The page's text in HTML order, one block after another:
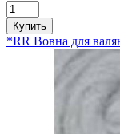
Купить
*RR Вовна для